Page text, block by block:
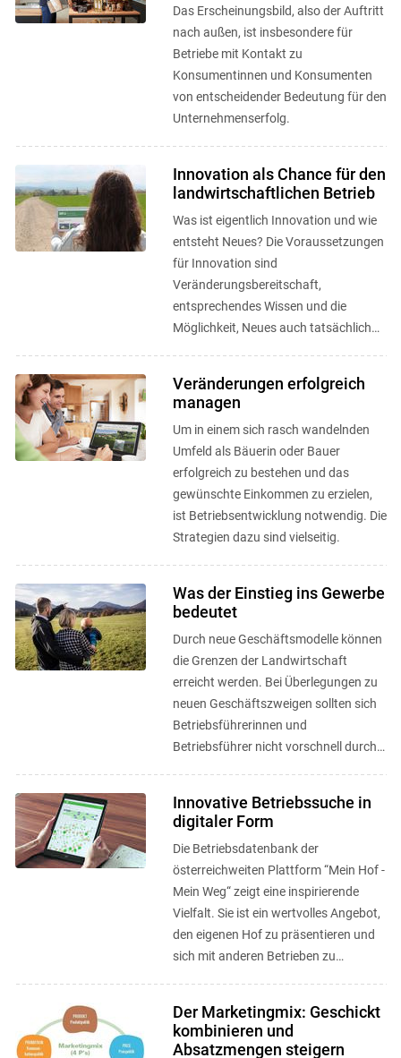
Das Erscheinungsbild, also der Auftritt
nach außen, ist insbesondere für
Betriebe mit Kontakt zu
Konsumentinnen und Konsumenten
von entscheidender Bedeutung für den
Unternehmenserfolg.
Innovation als Chance für den
landwirtschaftlichen Betrieb
Was ist eigentlich Innovation und wie
entsteht Neues? Die Voraussetzungen
für Innovation sind
Veränderungsbereitschaft,
entsprechendes Wissen und die
Möglichkeit, Neues auch tatsächlich
Veränderungen erfolgreich
managen
Um in einem sich rasch wandelnden
Umfeld als Bäuerin oder Bauer
erfolgreich zu bestehen und das
gewünschte Einkommen zu erzielen,
ist Betriebsentwicklung notwendig. Die
Strategien dazu sind vielseitig.
Was der Einstieg ins Gewerbe
bedeutet
Durch neue Geschäftsmodelle können
die Grenzen der Landwirtschaft
erreicht werden. Bei Überlegungen zu
neuen Geschäftszweigen sollten sich
Betriebsführerinnen und
Betriebsführer nicht vorschnell durch
Innovative Betriebssuche in
digitaler Form
Die Betriebsdatenbank der
österreichweiten Plattform “Mein Hof -
Mein Weg“ zeigt eine inspirierende
Vielfalt. Sie ist ein wertvolles Angebot,
den eigenen Hof zu präsentieren und
sich mit anderen Betrieben zu
Der Marketingmix: Geschickt
kombinieren und
Absatzmengen steigern